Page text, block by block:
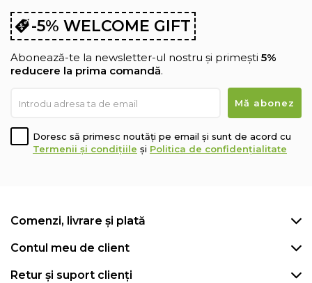
-5% WELCOME GIFT
Abonează-te la newsletter-ul nostru și primești 5%
reducere la prima comandă.
Doresc să primesc noutăți pe email și sunt de acord cu
Termenii și condițiile și Politica de confidențialitate
Comenzi, livrare și plată
Contul meu de client
Retur și suport clienți